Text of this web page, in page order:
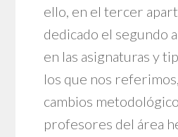
ello, en el tercer
dedicado el segundo
en las asignaturas y
los que nos
cambios
profesores del área